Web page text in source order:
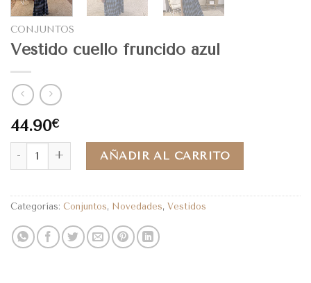
CONJUNTOS
Vestido cuello fruncido azul
44.90€
AÑADIR AL CARRITO
Categorías: Conjuntos, Novedades, Vestidos